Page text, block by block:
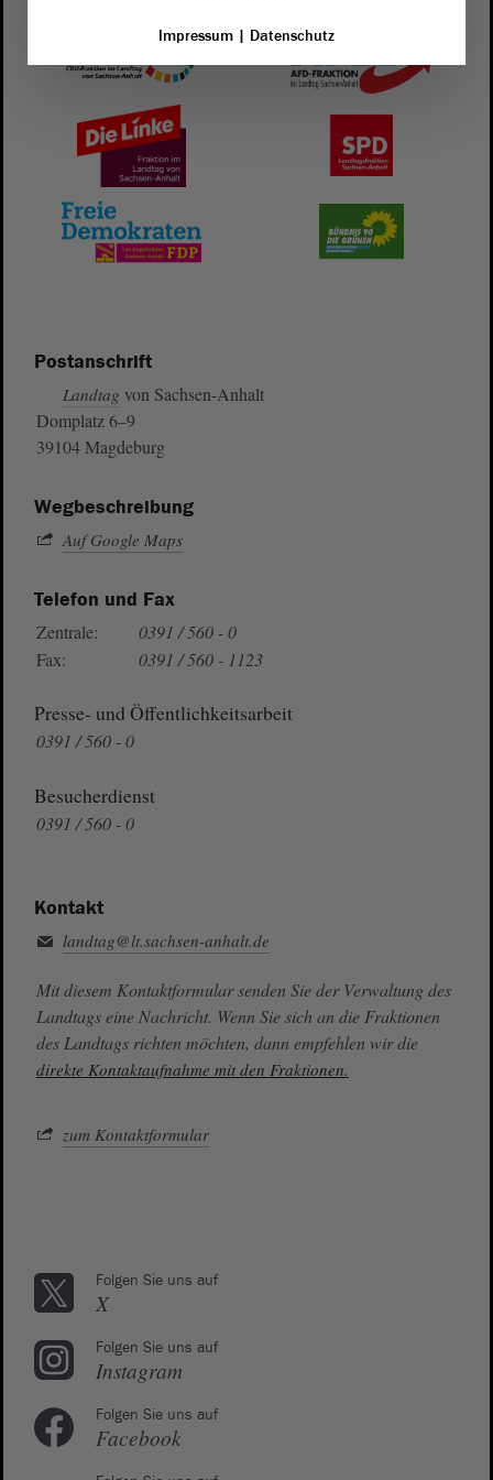
Postanschrift
Landtag von Sachsen-Anhalt
Domplatz 6–9
39104 Magdeburg
Wegbeschreibung
Auf Google Maps
Telefon und Fax
Zentrale:
0391 / 560 - 0
Fax:
0391 / 560 - 1123
Presse- und Öffentlichkeitsarbeit
0391 / 560 - 0
Besucherdienst
0391 / 560 - 0
Kontakt
landtag@lt.sachsen-anhalt.de
Mit diesem Kontaktformular senden Sie der Verwaltung des
Landtags eine Nachricht. Wenn Sie sich an die Fraktionen
des Landtags richten möchten, dann empfehlen wir die
direkte Kontaktaufnahme mit den Fraktionen.
zum Kontaktformular
Folgen Sie uns auf
X
Folgen Sie uns auf
Instagram
Folgen Sie uns auf
Facebook
Impressum| Datenschutz